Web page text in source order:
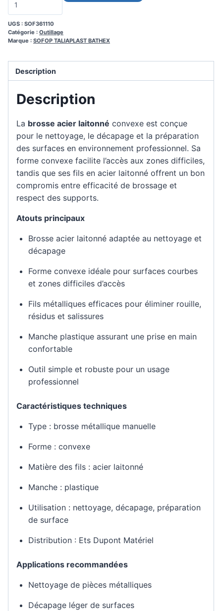
UGS : SOF361110
Catégorie : Outillage
Marque : SOFOP TALIAPLAST BATHEX
Description
Description
La brosse acier laitonné convexe est conçue
pour le nettoyage, le décapage et la préparation
des surfaces en environnement professionnel. Sa
forme convexe facilite l’accès aux zones difficiles,
tandis que ses fils en acier laitonné offrent un bon
compromis entre efficacité de brossage et
respect des supports.
Atouts principaux
Brosse acier laitonné adaptée au nettoyage et
décapage
Forme convexe idéale pour surfaces courbes
et zones difficiles d’accès
Fils métalliques efficaces pour éliminer rouille,
résidus et salissures
Manche plastique assurant une prise en main
confortable
Outil simple et robuste pour un usage
professionnel
Caractéristiques techniques
Type : brosse métallique manuelle
Forme : convexe
Matière des fils : acier laitonné
Manche : plastique
Utilisation : nettoyage, décapage, préparation
de surface
Distribution : Ets Dupont Matériel
Applications recommandées
Nettoyage de pièces métalliques
Décapage léger de surfaces